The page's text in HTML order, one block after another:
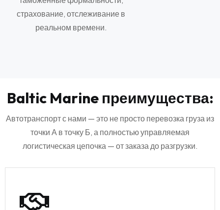
страхование, отслеживание в
реальном времени.
Baltic Marine преимущества:
Автотранспорт с нами — это не просто перевозка груза из
точки А в точку Б, а полностью управляемая
логистическая цепочка — от заказа до разгрузки.